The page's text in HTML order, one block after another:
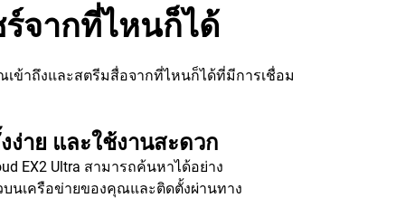
จากที่ไหนก็ได้
ข้าถึงและสตรีมสื่อจากที่ไหนก็ได้ที่มีการเชื่อม
ง่าย และใช้งานสะดวก
EX2 Ultra สามารถค้นหาได้อย่าง
บนเครือข่ายของคุณและติดตั้งผ่านทาง